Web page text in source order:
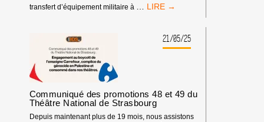
transfert d’équipement militaire à
LES
MOBILISENT
CONTRE
GAZA
21/05/25
Communiqué des promotions 48 et 49 du
Théâtre National de Strasbourg
Depuis maintenant plus de 19 mois, nous assistons